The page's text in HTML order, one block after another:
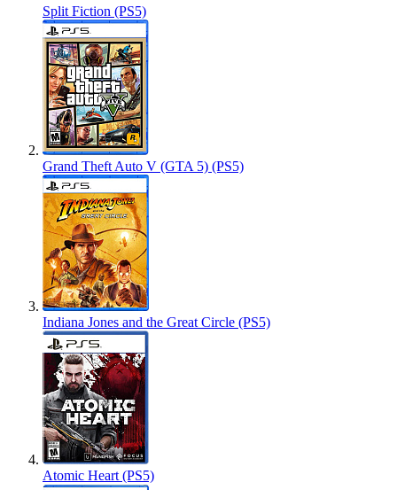
Split Fiction (PS5)
Grand Theft Auto V (GTA 5) (PS5)
Indiana Jones and the Great Circle (PS5)
Atomic Heart (PS5)